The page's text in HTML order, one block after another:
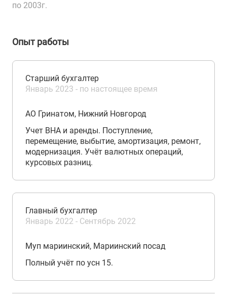
по 2003г.
Опыт работы
Старший бухгалтер
Январь 2023 - по настоящее время
АО Гринатом, Нижний Новгород
Учет ВНА и аренды. Поступление,
перемещение, выбытие, амортизация, ремонт,
модернизация. Учёт валютных операций,
курсовых разниц.
Главный бухгалтер
Январь 2022 - Сентябрь 2022
Муп мариинский, Мариинский посад
Полный учёт по усн 15.